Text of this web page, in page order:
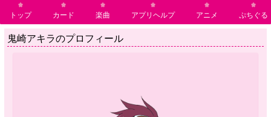
トップ カード 楽曲 アプリヘルプ アニメ ぷちぐる
鬼崎アキラのプロフィール